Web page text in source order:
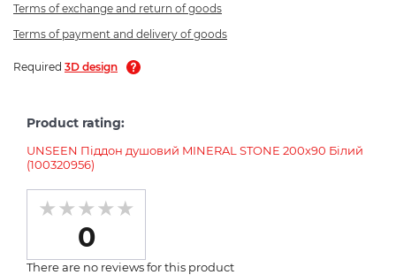
Terms of exchange and return of goods
Terms of payment and delivery of goods
Required 3D design
Product rating:
UNSEEN Піддон душовий MINERAL STONE 200x90 Білий
(100320956)
0
There are no reviews for this product